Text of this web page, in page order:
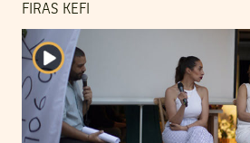
FIRAS KEFI